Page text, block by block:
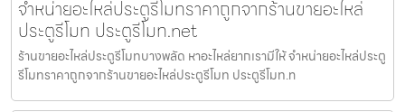
จำหน่ายอะไหล่ประตูรีโมทราคาถูกจากร้านขายอะไหล่
ประตูรีโมท ประตูรีโมท.net
ร้านขายอะไหล่ประตูรีโมทบางพลัด หาอะไหล่ยากเรามีให้ จำหน่ายอะไหล่ประตู
รีโมทราคาถูกจากร้านขายอะไหล่ประตูรีโมท ประตูรีโมท.n